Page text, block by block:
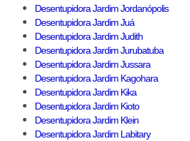
Desentupidora Jardim Jordanópolis
Desentupidora Jardim Juá
Desentupidora Jardim Judith
Desentupidora Jardim Jurubatuba
Desentupidora Jardim Jussara
Desentupidora Jardim Kagohara
Desentupidora Jardim Kika
Desentupidora Jardim Kioto
Desentupidora Jardim Klein
Desentupidora Jardim Labitary